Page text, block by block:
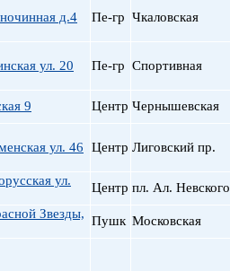
д.4 Пе-гр Чкаловская
ул. 20 Пе-гр Спортивная
9 Центр Чернышевская
ул. 46 Центр Лиговский пр.
ул.
Центр пл. Ал. Невского
Звезды, Пушк Московская